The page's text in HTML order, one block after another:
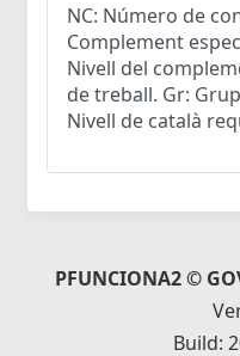
NC: Número de
Complement
Nivell del
de treball. Gr:
Nivell de català
PFUNCIONA2 ©
Build: